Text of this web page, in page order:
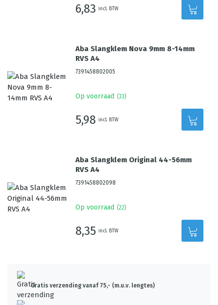
6,83 incl. BTW
Aba Slangklem Nova 9mm 8-14mm
RVS A4
7391458802005
Op voorraad (33)
5,98 incl. BTW
Aba Slangklem Original 44-56mm
RVS A4
7391458802098
Op voorraad (22)
8,35 incl. BTW
Gratis verzending vanaf 75,- (m.u.v. lengtes)